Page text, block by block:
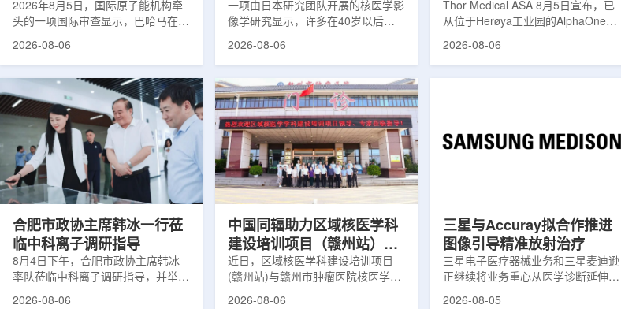
2026年8月5日，国际原子能机构牵
头的一项国际审查显示，巴哈马在加
强癌症治疗服务方面具备进一步提升
治疗效果提出了路线图。巴哈马拿骚
玛格丽特公主医院(图片：Pelow
Media/Adobe Stock)这项 imPACT
评估由国际原子能机构、世界卫生组
织/泛美卫生组织和国际癌症研究机
构共同开展，应巴哈马卫生与健康部
请求进行，重点评估该国癌症防控能
力和实际需求。6月9日至11日，专
2026-08-06
关
一项由日本研究团队开展的核医学影
像学研究显示，许多在40岁以后首
次出现幻觉、妄想等精神病性症状的
常沉积。研究纳入37名晚发性精神
病患者和47名年龄匹配的健康对照
者。研究人员采用淀粉样蛋白PET示
踪剂^11C-PiB，以及tau蛋白PET示
踪剂^18F-florzolotau，对受试者大
脑中的β-淀粉样蛋白和tau蛋白积累
情况进行评估。结果显示，晚发性精
2026-08-06
业供货启动
Thor Medical ASA 8月5日宣布，已
从位于Herøya工业园的AlphaOne生
产设施完成首批高纯度钍-228(Th-
工业规模制造的开始，首批客户交付
表明公司已完成从产能建设到利用首
2026-08-06
合肥市政协主席韩冰一行莅
临中科离子调研指导
8月4日下午，合肥市政协主席韩冰
率队莅临中科离子调研指导，并举行
座谈交流。市人大常委会副主任雍凤
2026-08-06
中国同辐助力区域核医学科
建设培训项目（赣州站）与
赣州市肿瘤医院核医学诊疗
高质量建设项目同步启动
近日，区域核医学科建设培训项目
(赣州站)与赣州市肿瘤医院核医学诊
疗高质量建设项目在赣州市肿瘤医院
2026-08-06
三星与Accuray拟合作推进
图像引导精准放射治疗
三星电子医疗器械业务和三星麦迪逊
正继续将业务重心从医学诊断延伸至
治疗领域。8月5日，三星HME美国
2026-08-05